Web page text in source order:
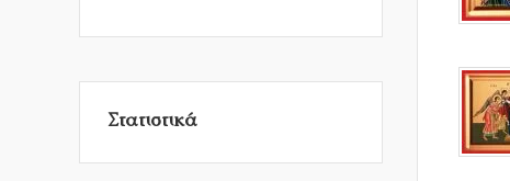
Στατιστικά